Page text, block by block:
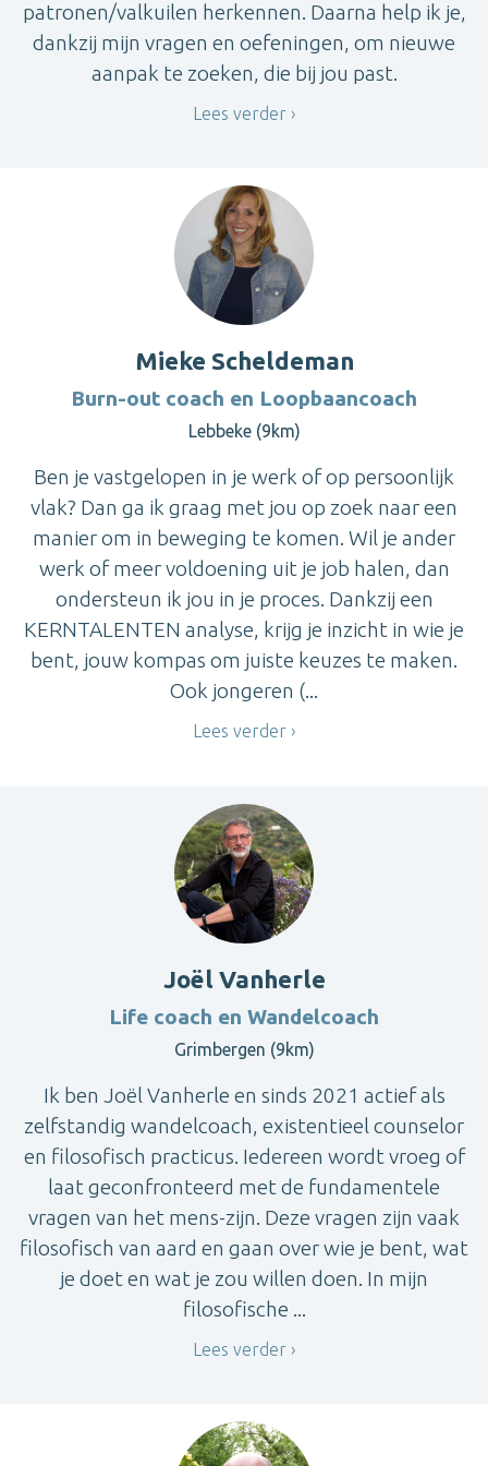
patronen/valkuilen herkennen. Daarna help ik je,
dankzij mijn vragen en oefeningen, om nieuwe
aanpak te zoeken, die bij jou past.
Lees verder
Mieke Scheldeman
Burn-out coach en Loopbaancoach
Lebbeke (9km)
Ben je vastgelopen in je werk of op persoonlijk
vlak? Dan ga ik graag met jou op zoek naar een
manier om in beweging te komen. Wil je ander
werk of meer voldoening uit je job halen, dan
ondersteun ik jou in je proces. Dankzij een
KERNTALENTEN analyse, krijg je inzicht in wie je
bent, jouw kompas om juiste keuzes te maken.
Ook jongeren (...
Lees verder
Joël Vanherle
Life coach en Wandelcoach
Grimbergen (9km)
Ik ben Joël Vanherle en sinds 2021 actief als
zelfstandig wandelcoach, existentieel counselor
en filosofisch practicus. Iedereen wordt vroeg of
laat geconfronteerd met de fundamentele
vragen van het mens-zijn. Deze vragen zijn vaak
filosofisch van aard en gaan over wie je bent, wat
je doet en wat je zou willen doen. In mijn
filosofische ...
Lees verder